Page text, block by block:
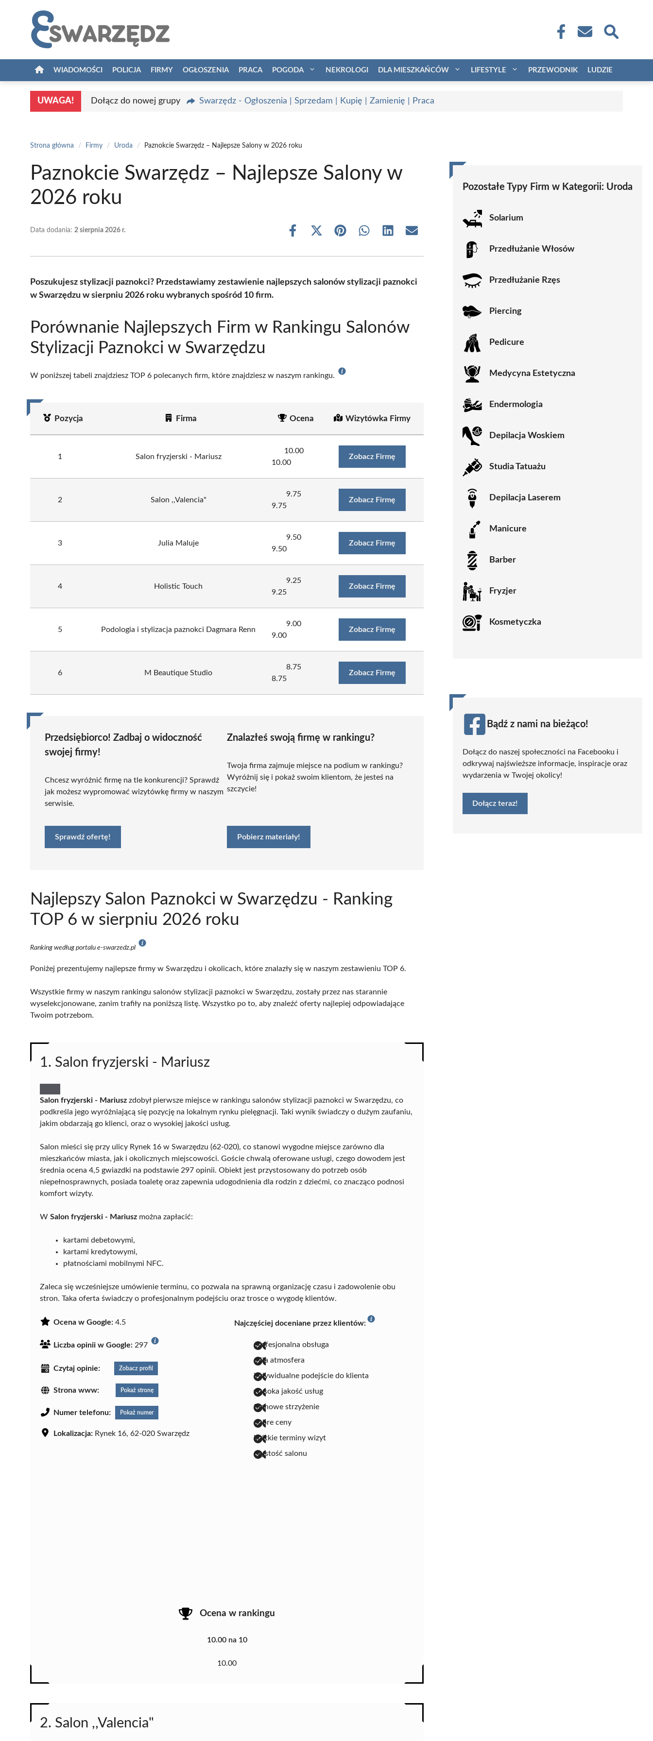
WIADOMOŚCI POLICJA FIRMY OGŁOSZENIA PRACA POGODA NEKROLOGI DLA MIESZKAŃCÓW LIFESTYLE PRZEWODNIK LUDZIE
UWAGA! Dołącz do nowej grupy Swarzędz - Ogłoszenia | Sprzedam | Kupię | Zamienię | Praca
Strona główna / Firmy / Uroda / Paznokcie Swarzędz – Najlepsze Salony w 2026 roku
Paznokcie Swarzędz – Najlepsze Salony w
2026 roku
Data dodania: 2 sierpnia 2026 r.
Share
Share
(Twitter)
Share Share Share Share
Poszukujesz stylizacji paznokci? Przedstawiamy zestawienie najlepszych salonów stylizacji paznokci
w Swarzędzu w sierpniu 2026 roku wybranych spośród 10 firm.
Porównanie Najlepszych Firm w Rankingu Salonów
Stylizacji Paznokci w Swarzędzu
W poniższej tabeli znajdziesz TOP 6 polecanych firm, które znajdziesz w naszym rankingu.
Pozycja Firma Ocena Wizytówka Firmy
1 Salon fryzjerski - Mariusz
10.00
10.00
Zobacz Firmę
2 Salon ,,Valencia"
9.75
9.75
Zobacz Firmę
3 Julia Maluje
9.50
9.50
Zobacz Firmę
4 Holistic Touch
9.25
9.25
Zobacz Firmę
5 Podologia i stylizacja paznokci Dagmara Renn
9.00
9.00
Zobacz Firmę
6 M Beautique Studio
8.75
8.75
Zobacz Firmę
Przedsiębiorco! Zadbaj o widoczność
swojej firmy!
Chcesz wyróżnić firmę na tle konkurencji? Sprawdź
jak możesz wypromować wizytówkę firmy w naszym
serwisie.
Sprawdź ofertę!
Znalazłeś swoją firmę w rankingu?
Twoja firma zajmuje miejsce na podium w rankingu?
Wyróżnij się i pokaż swoim klientom, że jesteś na
szczycie!
Pobierz materiały!
Najlepszy Salon Paznokci w Swarzędzu - Ranking
TOP 6 w sierpniu 2026 roku
Ranking według portalu e-swarzedz.pl
Poniżej prezentujemy najlepsze firmy w Swarzędzu i okolicach, które znalazły się w naszym zestawieniu TOP 6.
Wszystkie firmy w naszym rankingu salonów stylizacji paznokci w Swarzędzu, zostały przez nas starannie
wyselekcjonowane, zanim trafiły na poniższą listę. Wszystko po to, aby znaleźć oferty najlepiej odpowiadające
Twoim potrzebom.
1. Salon fryzjerski - Mariusz
Salon fryzjerski - Mariusz zdobył pierwsze miejsce w rankingu salonów stylizacji paznokci w Swarzędzu, co
podkreśla jego wyróżniającą się pozycję na lokalnym rynku pielęgnacji. Taki wynik świadczy o dużym zaufaniu,
jakim obdarzają go klienci, oraz o wysokiej jakości usług.
Salon mieści się przy ulicy Rynek 16 w Swarzędzu (62-020), co stanowi wygodne miejsce zarówno dla
mieszkańców miasta, jak i okolicznych miejscowości. Goście chwalą oferowane usługi, czego dowodem jest
średnia ocena 4,5 gwiazdki na podstawie 297 opinii. Obiekt jest przystosowany do potrzeb osób
niepełnosprawnych, posiada toaletę oraz zapewnia udogodnienia dla rodzin z dziećmi, co znacząco podnosi
komfort wizyty.
W Salon fryzjerski - Mariusz można zapłacić:
kartami debetowymi,
kartami kredytowymi,
płatnościami mobilnymi NFC.
Zaleca się wcześniejsze umówienie terminu, co pozwala na sprawną organizację czasu i zadowolenie obu
stron. Taka oferta świadczy o profesjonalnym podejściu oraz trosce o wygodę klientów.
Ocena w Google: 4.5
Liczba opinii w Google: 297
Czytaj opinie: Zobacz profil
Strona www: Pokaż stronę
Numer telefonu: Pokaż numer
Lokalizacja: Rynek 16, 62-020 Swarzędz
Najczęściej doceniane przez klientów:
profesjonalna obsługa
miła atmosfera
indywidualne podejście do klienta
wysoka jakość usług
fachowe strzyżenie
dobre ceny
krótkie terminy wizyt
czystość salonu
Ocena w rankingu
10.00 na 10
10.00
2. Salon ,,Valencia"
Pozostałe Typy Firm w Kategorii: Uroda
Solarium
Przedłużanie Włosów
Przedłużanie Rzęs
Piercing
Pedicure
Medycyna Estetyczna
Endermologia
Depilacja Woskiem
Studia Tatuażu
Depilacja Laserem
Manicure
Barber
Fryzjer
Kosmetyczka
Bądź z nami na bieżąco!
Dołącz do naszej społeczności na Facebooku i
odkrywaj najświeższe informacje, inspiracje oraz
wydarzenia w Twojej okolicy!
Dołącz teraz!